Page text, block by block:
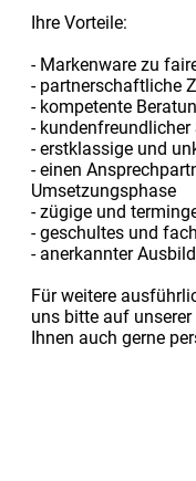
Ihre Vorteile:
- Markenware zu
- partnerschaftliche
- kompetente
- kundenfreundlicher
- erstklassige und
- einen
Umsetzungsphase
- zügige und
- geschultes und
- anerkannter
Für weitere
uns bitte auf
Ihnen auch gerne